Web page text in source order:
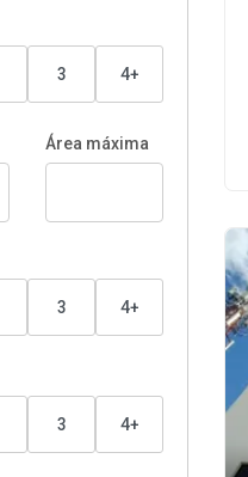
3 4+
Área máxima
3 4+
3 4+